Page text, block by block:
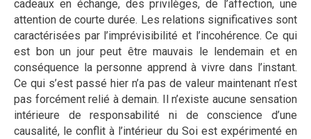
cadeaux en échange, des privilèges, de l’affection, une
attention de courte durée. Les relations significatives sont
caractérisées par l’imprévisibilité et l’incohérence. Ce qui
est bon un jour peut être mauvais le lendemain et en
conséquence la personne apprend à vivre dans l’instant.
Ce qui s’est passé hier n’a pas de valeur maintenant n’est
pas forcément relié à demain. Il n’existe aucune sensation
intérieure de responsabilité ni de conscience d’une
causalité, le conflit à l’intérieur du Soi est expérimenté en